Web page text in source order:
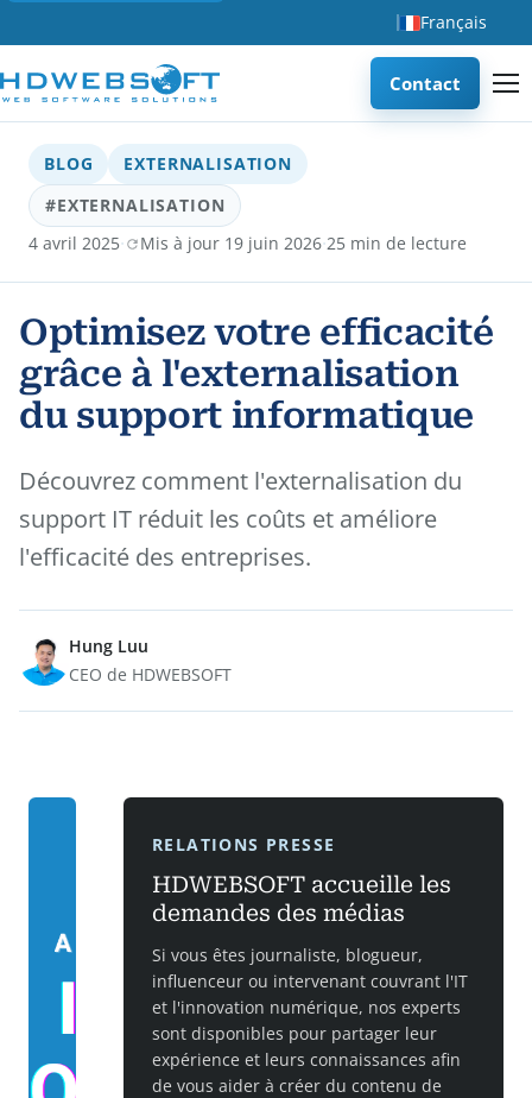
Français
Contact
BLOG
EXTERNALISATION
#EXTERNALISATION
4 avril 2025· Mis à jour 19 juin 2026·25 min de lecture
Optimisez votre efficacité
grâce à l'externalisation
du support informatique
Découvrez comment l'externalisation du
support IT réduit les coûts et améliore
l'efficacité des entreprises.
Hung Luu
CEO de HDWEBSOFT
RELATIONS PRESSE
HDWEBSOFT accueille les
demandes des médias
Si vous êtes journaliste, blogueur,
influenceur ou intervenant couvrant l'IT
et l'innovation numérique, nos experts
sont disponibles pour partager leur
expérience et leurs connaissances afin
de vous aider à créer du contenu de